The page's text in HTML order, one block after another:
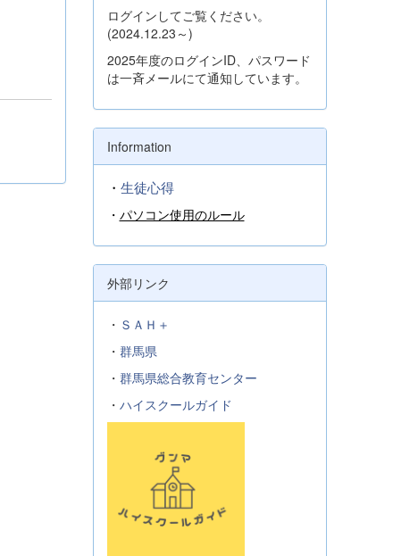
ログインしてご覧ください。
(2024.12.23～)
2025年度のログインID、パスワード
は一斉メールにて通知しています。
Information
・ 生徒心得
・ パソコン使用のルール
外部リンク
・ ＳＡＨ＋
・ 群馬県
・ 群馬県総合教育センター
・ ハイスクールガイド